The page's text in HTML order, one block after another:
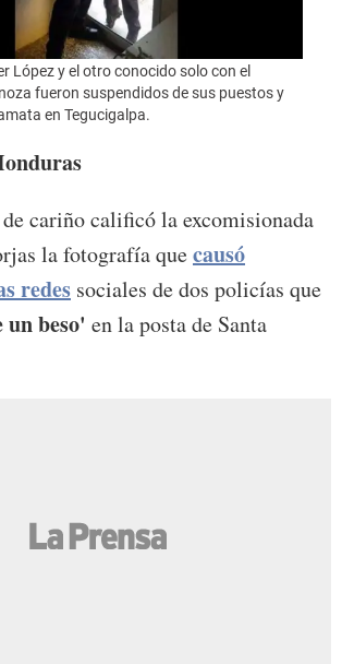
López y el otro conocido solo con el
fueron suspendidos de sus puestos y
en Tegucigalpa.
cariño calificó la excomisionada
la fotografía quecausó
redes sociales de dos policías que
beso' en la posta de Santa